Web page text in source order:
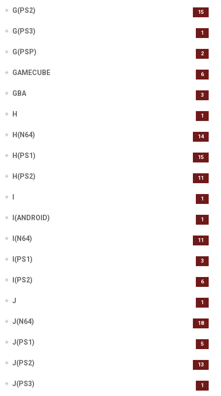
G(PS2) 15
G(PS3) 1
G(PSP) 2
GAMECUBE 6
GBA 3
H 1
H(N64) 14
H(PS1) 15
H(PS2) 11
1
I(ANDROID) 1
I(N64) 11
I(PS1) 3
I(PS2) 6
J 1
J(N64) 18
J(PS1) 5
J(PS2) 13
J(PS3) 1